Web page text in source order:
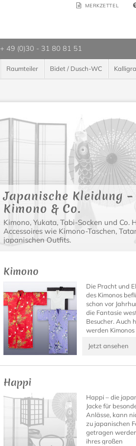
MERKZETTEL
+ 49 (0)30 - 31 80 81 51
Raumteiler Bidet / Dusch-WC
Japanische Kleidung
Kimono & Co.
Kimono, Yukata, Tabi-Socken und
Accessoires wie Kimono-Taschen,
japanischen Outfits.
Kimono
Die Pracht und
des Kimonos
schon vor
die Fantasie
Besucher. Auch
werden
berühmten
Jetzt ansehen
Happi
Happi – die
Jacke für
Anlässe, kann
zu japanischen
getragen
ihres großen